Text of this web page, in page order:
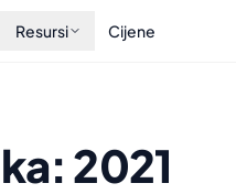
Resursi Cijene
2021